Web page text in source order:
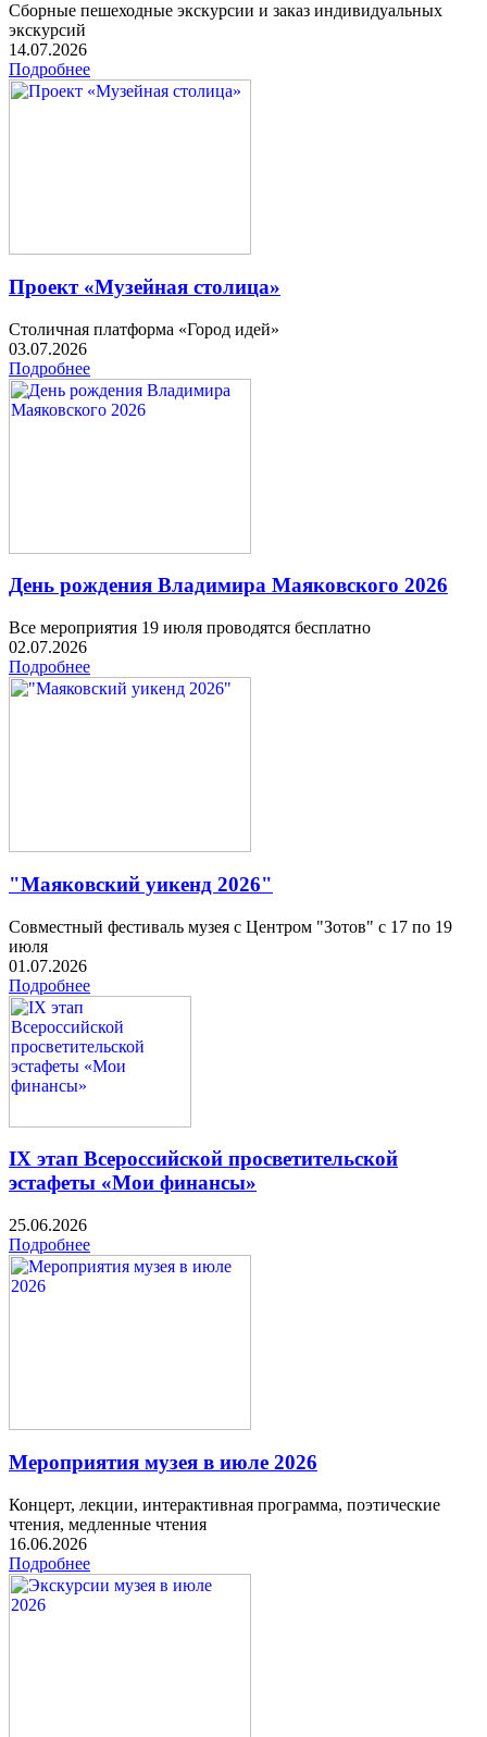
Сборные пешеходные экскурсии и заказ индивидуальных
экскурсий
14.07.2026
Подробнее
Проект «Музейная столица»
Столичная платформа «Город идей»
03.07.2026
Подробнее
День рождения Владимира Маяковского 2026
Все мероприятия 19 июля проводятся бесплатно
02.07.2026
Подробнее
"Маяковский уикенд 2026"
Совместный фестиваль музея с Центром "Зотов" с 17 по 19
июля
01.07.2026
Подробнее
IX этап Всероссийской просветительской
эстафеты «Мои финансы»
25.06.2026
Подробнее
Мероприятия музея в июле 2026
Концерт, лекции, интерактивная программа, поэтические
чтения, медленные чтения
16.06.2026
Подробнее